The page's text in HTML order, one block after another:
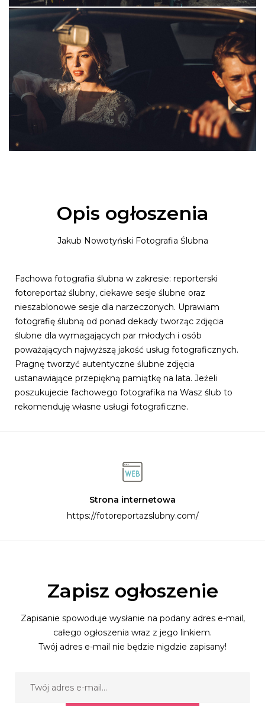
Opis ogłoszenia
Jakub Nowotyński Fotografia Ślubna
Fachowa fotografia ślubna w zakresie: reporterski
fotoreportaż ślubny, ciekawe sesje ślubne oraz
nieszablonowe sesje dla narzeczonych. Uprawiam
fotografię ślubną od ponad dekady tworząc zdjęcia
ślubne dla wymagających par młodych i osób
poważających najwyższą jakość usług fotograficznych.
Pragnę tworzyć autentyczne ślubne zdjęcia
ustanawiające przepiękną pamiątkę na lata. Jeżeli
poszukujecie fachowego fotografika na Wasz ślub to
rekomenduję własne usługi fotograficzne.
Strona internetowa
https://fotoreportazslubny.com/
Zapisz ogłoszenie
Zapisanie spowoduje wysłanie na podany adres e-mail,
całego ogłoszenia wraz z jego linkiem.
Twój adres e-mail nie będzie nigdzie zapisany!